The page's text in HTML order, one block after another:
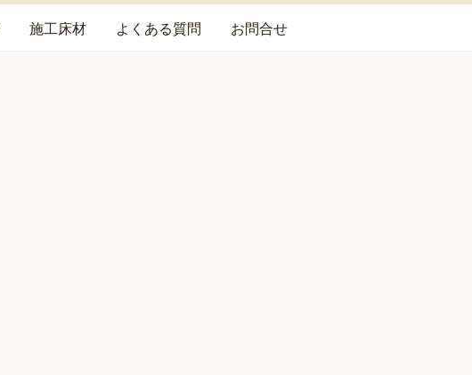
施工床材 よくある質問 お問合せ